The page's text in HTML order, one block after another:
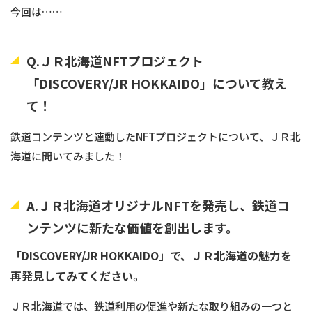
今回は……
Q.ＪＲ北海道NFTプロジェクト
「DISCOVERY/JR HOKKAIDO」について教え
て！
鉄道コンテンツと連動したNFTプロジェクトについて、ＪＲ北
海道に聞いてみました！
A.ＪＲ北海道オリジナルNFTを発売し、鉄道コ
ンテンツに新たな価値を創出します。
「DISCOVERY/JR HOKKAIDO」で、ＪＲ北海道の魅力を
再発見してみてください。
ＪＲ北海道では、鉄道利用の促進や新たな取り組みの一つと